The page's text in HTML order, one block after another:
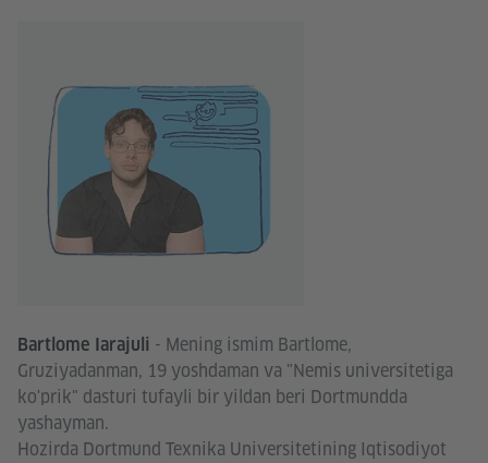
Bartlome Iarajuli - Mening ismim Bartlome,
Gruziyadanman, 19 yoshdaman va "Nemis universitetiga
ko'prik" dasturi tufayli bir yildan beri Dortmundda
yashayman.
Hozirda Dortmund Texnika Universitetining Iqtisodiyot